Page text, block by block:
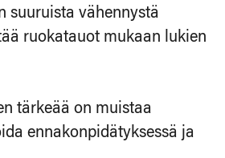
suuruista vähennystä
ruokatauot mukaan lukien
tärkeää on muistaa
ennakonpidätyksessä ja